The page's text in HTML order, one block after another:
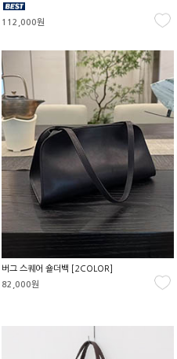
112,000원
버그 스퀘어 숄더백 [2COLOR]
82,000원